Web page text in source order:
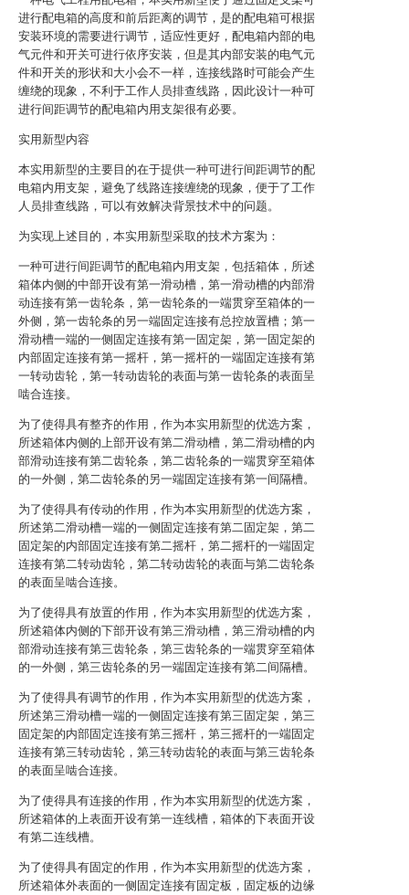
进行配电箱的高度和前后距离的调节，是的配电箱可根据
安装环境的需要进行调节，适应性更好，配电箱内部的电
气元件和开关可进行依序安装，但是其内部安装的电气元
件和开关的形状和大小会不一样，连接线路时可能会产生
缠绕的现象，不利于工作人员排查线路，因此设计一种可
进行间距调节的配电箱内用支架很有必要。
实用新型内容
本实用新型的主要目的在于提供一种可进行间距调节的配
电箱内用支架，避免了线路连接缠绕的现象，便于了工作
人员排查线路，可以有效解决背景技术中的问题。
为实现上述目的，本实用新型采取的技术方案为：
一种可进行间距调节的配电箱内用支架，包括箱体，所述
箱体内侧的中部开设有第一滑动槽，第一滑动槽的内部滑
动连接有第一齿轮条，第一齿轮条的一端贯穿至箱体的一
外侧，第一齿轮条的另一端固定连接有总控放置槽；第一
滑动槽一端的一侧固定连接有第一固定架，第一固定架的
内部固定连接有第一摇杆，第一摇杆的一端固定连接有第
一转动齿轮，第一转动齿轮的表面与第一齿轮条的表面呈
啮合连接。
为了使得具有整齐的作用，作为本实用新型的优选方案，
所述箱体内侧的上部开设有第二滑动槽，第二滑动槽的内
部滑动连接有第二齿轮条，第二齿轮条的一端贯穿至箱体
的一外侧，第二齿轮条的另一端固定连接有第一间隔槽。
为了使得具有传动的作用，作为本实用新型的优选方案，
所述第二滑动槽一端的一侧固定连接有第二固定架，第二
固定架的内部固定连接有第二摇杆，第二摇杆的一端固定
连接有第二转动齿轮，第二转动齿轮的表面与第二齿轮条
的表面呈啮合连接。
为了使得具有放置的作用，作为本实用新型的优选方案，
所述箱体内侧的下部开设有第三滑动槽，第三滑动槽的内
部滑动连接有第三齿轮条，第三齿轮条的一端贯穿至箱体
的一外侧，第三齿轮条的另一端固定连接有第二间隔槽。
为了使得具有调节的作用，作为本实用新型的优选方案，
所述第三滑动槽一端的一侧固定连接有第三固定架，第三
固定架的内部固定连接有第三摇杆，第三摇杆的一端固定
连接有第三转动齿轮，第三转动齿轮的表面与第三齿轮条
的表面呈啮合连接。
为了使得具有连接的作用，作为本实用新型的优选方案，
所述箱体的上表面开设有第一连线槽，箱体的下表面开设
有第二连线槽。
为了使得具有固定的作用，作为本实用新型的优选方案，
所述箱体外表面的一侧固定连接有固定板，固定板的边缘